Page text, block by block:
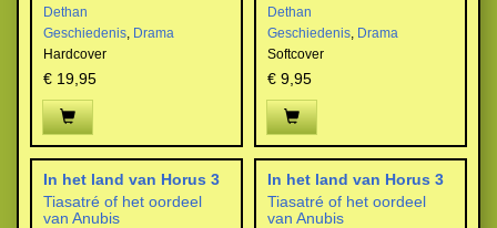
Dethan
Geschiedenis, Drama
Hardcover
€ 19,95
Dethan
Geschiedenis, Drama
Softcover
€ 9,95
In het land van Horus 3
Tiasatré of het oordeel
van Anubis
In het land van Horus 3
Tiasatré of het oordeel
van Anubis